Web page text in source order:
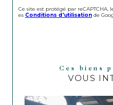
Ce site est protégé par reCAPTCHA,
es Conditions d'utilisation de
Ces biens
VOUS